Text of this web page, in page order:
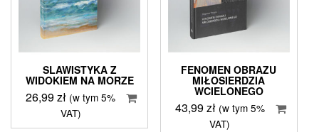
SLAWISTYKA Z
WIDOKIEM NA MORZE
26,99zł (w tym 5%
VAT)
FENOMEN OBRAZU
MIŁOSIERDZIA
WCIELONEGO
43,99zł (w tym 5%
VAT)